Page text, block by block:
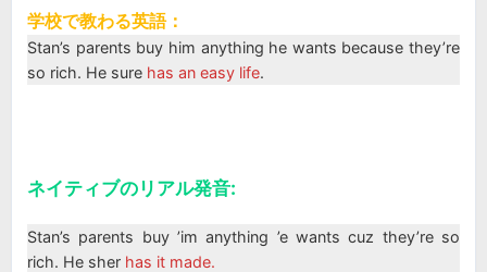
学校で教わる英語：
Stan’s parents buy him anything he wants because they’re
so rich. He sure has an easy life.
ネイティブのリアル発音:
Stan’s parents buy ’im anything ’e wants cuz they’re so
rich. He sher has it made.